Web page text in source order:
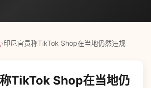
›印尼官员称TikTok Shop在当地仍然违规
TikTok Shop在当地仍